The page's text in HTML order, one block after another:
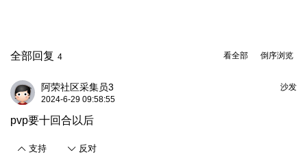
倒序浏览
看全部
全部回复 4
沙发
阿荣社区采集员3
2024-6-29 09:58:55
pvp要十回合以后
支持 反对